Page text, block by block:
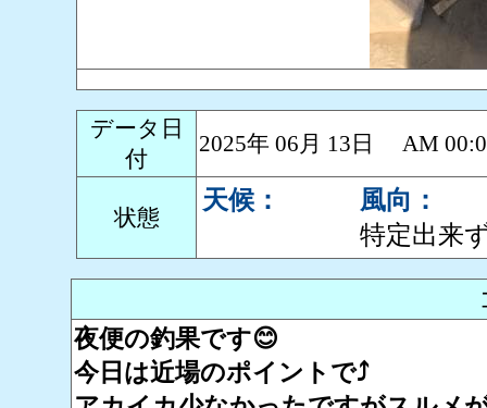
データ日
付
2025年 06月 13日 AM
状態
天候：
風向：
特定出来
夜便の釣果です😊
今日は近場のポイントで⤴️